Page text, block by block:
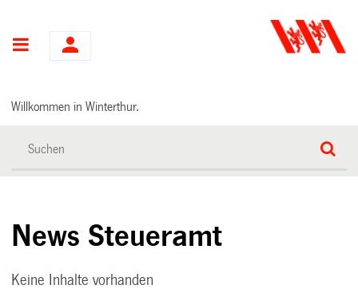
Hauptnavigation
Willkommen in Winterthur.
News Steueramt
Keine Inhalte vorhanden